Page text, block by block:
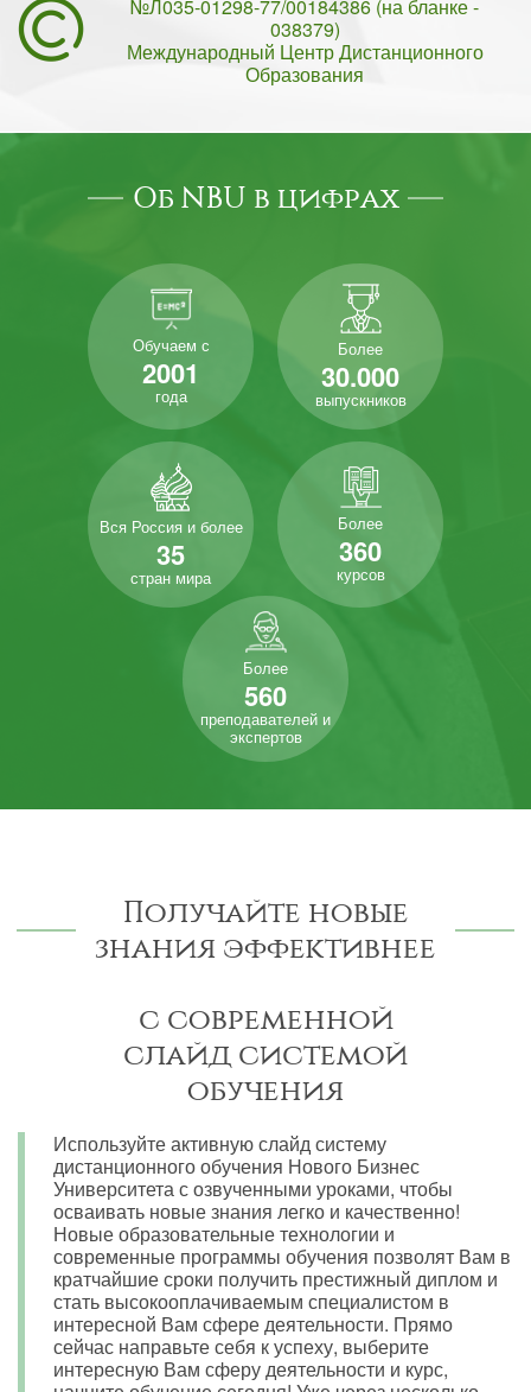
№Л035-01298-77/00184386 (на бланке -
038379)
Международный Центр Дистанционного
Образования
Об NBU в цифрах
Обучаем с
2001
года
Более
30.000
выпускников
Вся Россия и более
35
стран мира
Более
360
курсов
Более
560
преподавателей и
экспертов
Получайте новые
знания эффективнее
с современной
слайд системой
обучения
Используйте активную слайд систему
дистанционного обучения Нового Бизнес
Университета с озвученными уроками, чтобы
осваивать новые знания легко и качественно!
Новые образовательные технологии и
современные программы обучения позволят Вам в
кратчайшие сроки получить престижный диплом и
стать высокооплачиваемым специалистом в
интересной Вам сфере деятельности. Прямо
сейчас направьте себя к успеху, выберите
интересную Вам сферу деятельности и курс,